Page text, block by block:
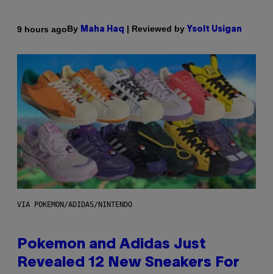
9 hours agoBy Maha Haq | Reviewed by Ysolt Usigan
VIA POKEMON/ADIDAS/NINTENDO
Pokemon and Adidas Just
Revealed 12 New Sneakers For